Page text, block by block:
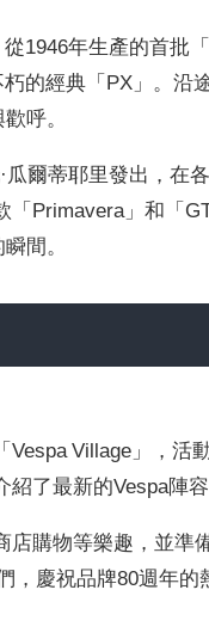
1946年生產的首批
的經典「PX」。沿
呼。
爾蒂耶里發出，在
Primavera」和「
間。
Village」，活
了最新的Vespa陣容
購物等樂趣，並準
慶祝品牌80週年的